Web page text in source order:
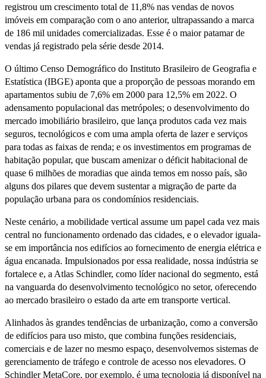
registrou um crescimento total de 11,8% nas vendas de novos
imóveis em comparação com o ano anterior, ultrapassando a marca
de 186 mil unidades comercializadas. Esse é o maior patamar de
vendas já registrado pela série desde 2014.
O último Censo Demográfico do Instituto Brasileiro de Geografia e
Estatística (IBGE) aponta que a proporção de pessoas morando em
apartamentos subiu de 7,6% em 2000 para 12,5% em 2022. O
adensamento populacional das metrópoles; o desenvolvimento do
mercado imobiliário brasileiro, que lança produtos cada vez mais
seguros, tecnológicos e com uma ampla oferta de lazer e serviços
para todas as faixas de renda; e os investimentos em programas de
habitação popular, que buscam amenizar o déficit habitacional de
quase 6 milhões de moradias que ainda temos em nosso país, são
alguns dos pilares que devem sustentar a migração de parte da
população urbana para os condomínios residenciais.
Neste cenário, a mobilidade vertical assume um papel cada vez mais
central no funcionamento ordenado das cidades, e o elevador iguala-
se em importância nos edifícios ao fornecimento de energia elétrica e
água encanada. Impulsionados por essa realidade, nossa indústria se
fortalece e, a Atlas Schindler, como líder nacional do segmento, está
na vanguarda do desenvolvimento tecnológico no setor, oferecendo
ao mercado brasileiro o estado da arte em transporte vertical.
Alinhados às grandes tendências de urbanização, como a conversão
de edifícios para uso misto, que combina funções residenciais,
comerciais e de lazer no mesmo espaço, desenvolvemos sistemas de
gerenciamento de tráfego e controle de acesso nos elevadores. O
Schindler MetaCore, por exemplo, é uma tecnologia já disponível na